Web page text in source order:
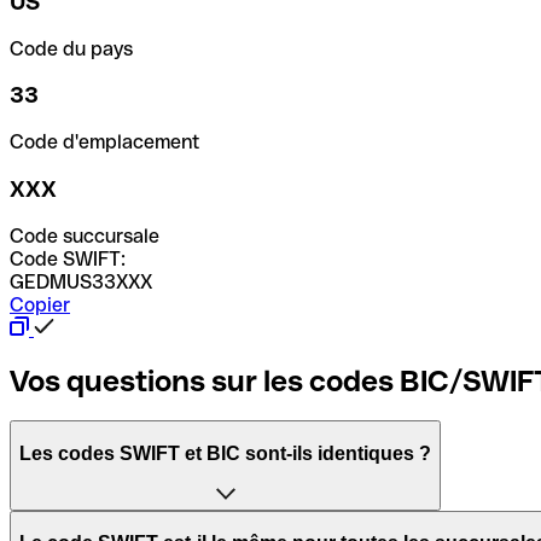
Code du pays
33
Code d'emplacement
XXX
Code succursale
Code SWIFT:
GEDMUS33XXX
Copier
Vos questions sur les codes BIC/
Les codes SWIFT et BIC sont-ils identiques ?